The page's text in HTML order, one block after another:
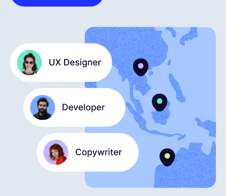
Demander une démo
EOR & Payroll
Contractor Management